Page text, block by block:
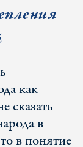
как
сказать
в
в понятие